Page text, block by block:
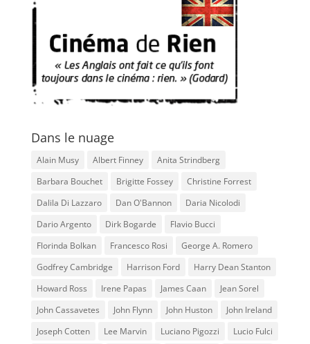
Dans le nuage
Alain Musy Albert Finney
Anita Strindberg
Barbara Bouchet
Brigitte Fossey
Christine Forrest
Dalila Di Lazzaro
Dan O'Bannon
Daria Nicolodi
Dario Argento
Dirk Bogarde
Flavio Bucci
Florinda Bolkan
Francesco Rosi
George A. Romero
Godfrey Cambridge
Harrison Ford
Harry Dean Stanton
Howard Ross
Irene Papas James Caan
Jean Sorel
John Cassavetes
John Flynn John Huston
John Ireland
Joseph Cotten
Lee Marvin Luciano Pigozzi Lucio Fulci